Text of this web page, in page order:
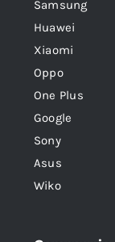
Samsung
Huawei
Xiaomi
Oppo
One Plus
Google
Sony
Asus
Wiko